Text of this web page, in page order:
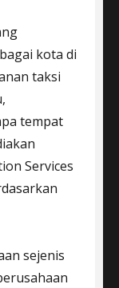
kota di
taksi
tempat
Services
sejenis